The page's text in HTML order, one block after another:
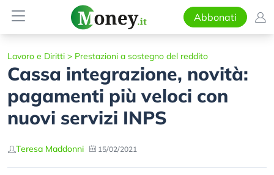
Abbonati
Lavoro e Diritti > Prestazioni a sostegno del reddito
Cassa integrazione, novità:
pagamenti più veloci con
nuovi servizi INPS
Teresa Maddonni 15/02/2021